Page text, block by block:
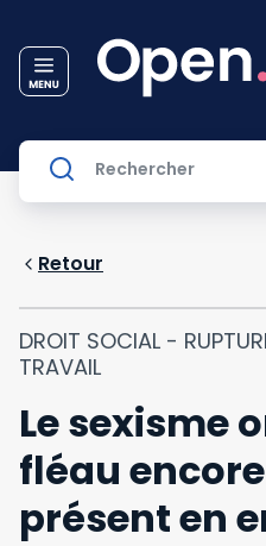
Retour
DROIT SOCIAL -
TRAVAIL
Le sexisme
fléau
présent en